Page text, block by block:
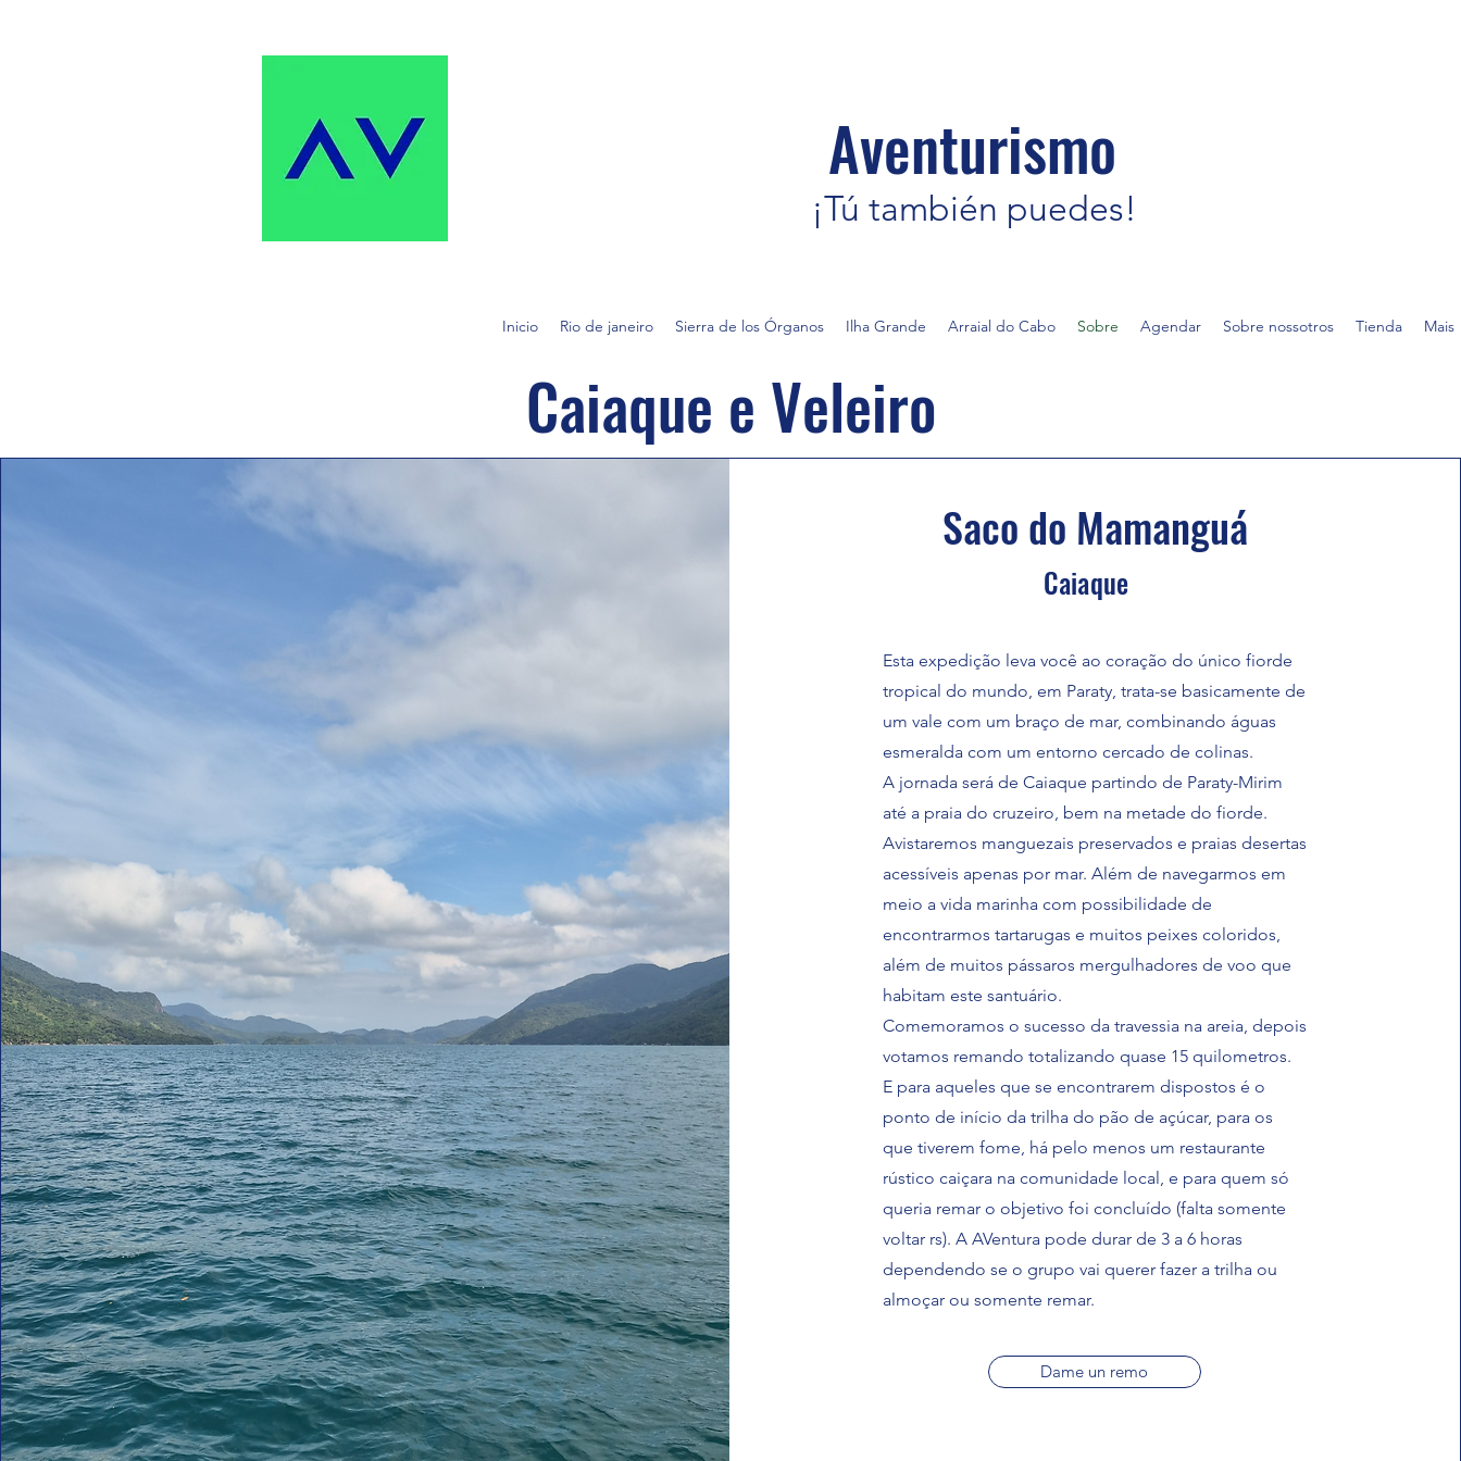
Aventurismo
¡Tú también puedes!
Inicio Rio de janeiro Sierra de los Órganos Ilha Grande Arraial do Cabo Sobre Agendar Sobre nossotros Tienda Mais
Caiaque e Veleiro
Saco do Mamanguá
Caiaque
Esta expedição leva você ao coração do único fiorde
tropical do mundo, em Paraty, trata-se basicamente de
um vale com um braço de mar, combinando águas
esmeralda com um entorno cercado de colinas.
A jornada será de Caiaque partindo de Paraty-Mirim
até a praia do cruzeiro, bem na metade do fiorde.
Avistaremos manguezais preservados e praias desertas
acessíveis apenas por mar. Além de navegarmos em
meio a vida marinha com possibilidade de
encontrarmos tartarugas e muitos peixes coloridos,
além de muitos pássaros mergulhadores de voo que
habitam este santuário.
Comemoramos o sucesso da travessia na areia, depois
votamos remando totalizando quase 15 quilometros.
E para aqueles que se encontrarem dispostos é o
ponto de início da trilha do pão de açúcar, para os
que tiverem fome, há pelo menos um restaurante
rústico caiçara na comunidade local, e para quem só
queria remar o objetivo foi concluído (falta somente
voltar rs). A AVentura pode durar de 3 a 6 horas
dependendo se o grupo vai querer fazer a trilha ou
almoçar ou somente remar.
Dame un remo